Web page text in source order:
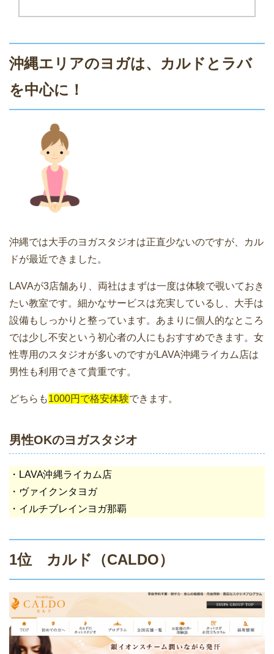
沖縄エリアのヨガは、カルドとラバ
を中心に！
沖縄では大手のヨガスタジオは正直少ないのですが、カル
ドが最近できました。
LAVAが3店舗あり、両社はまずは一度は体験で覗いておき
たい教室です。細かなサービスは充実しているし、大手は
設備もしっかりと整っています。あまりに個人的なところ
では少し不安という初心者の人にもおすすめできます。女
性専用のスタジオが多いのですがLAVA沖縄ライカム店は
男性も利用できて貴重です。
どちらも1000円で格安体験できます。
男性OKのヨガスタジオ
・LAVA沖縄ライカム店
・ヴァイクンタヨガ
・イルチブレインヨガ那覇
1位 カルド（CALDO）